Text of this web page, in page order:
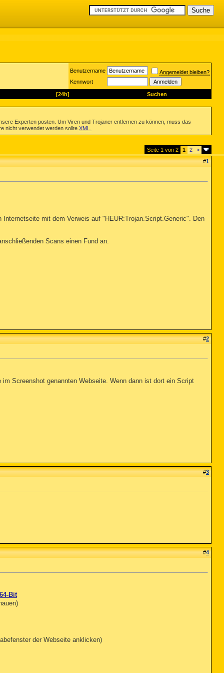
Benutzername
Angemeldet bleiben?
Kennwort
[24h] Suchen
Experten posten. Um Viren und Trojaner entfernen zu können, muss das
nicht verwendet werden sollte. XML
Seite 1 von 2 1 2
>
#1
mit dem Verweis auf "HEUR:Trojan.Script.Generic". Den
Scans einen Fund an.
#2
Screenshot genannten Webseite. Wenn dann ist dort ein Script
#3
#4
Bit
der Webseite anklicken)